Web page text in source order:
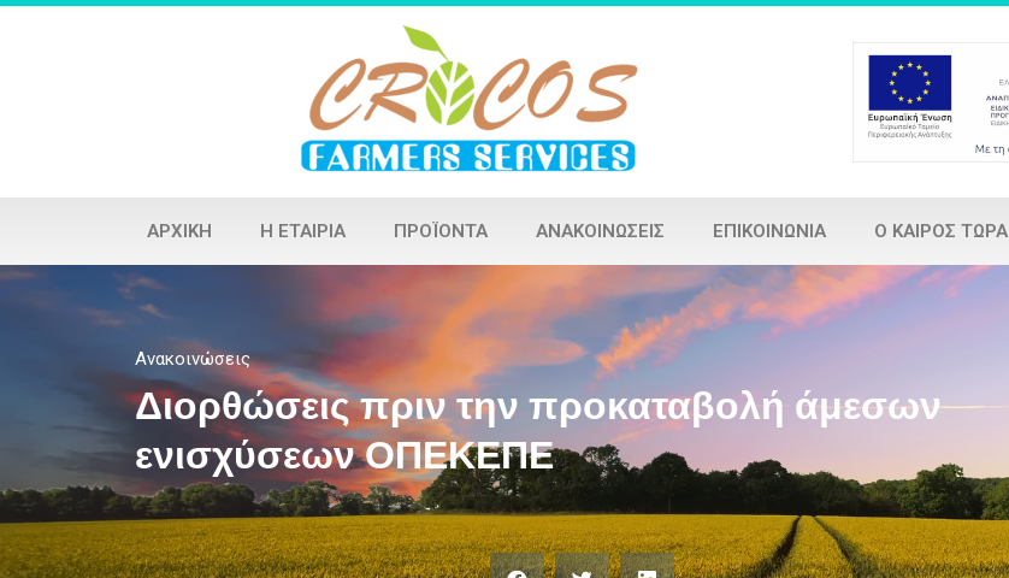
ΑΡΧΙΚΉ Η ΕΤΑΙΡΊΑ ΠΡΟΪΌΝΤΑ ΑΝΑΚΟΙΝΏΣΕΙΣ ΕΠΙΚΟΙΝΩΝΊΑ Ο ΚΑΙΡΌΣ ΤΏΡΑ
Ανακοινώσεις
Διορθώσεις πριν την προκαταβολή άμεσων
ενισχύσεων ΟΠΕΚΕΠΕ